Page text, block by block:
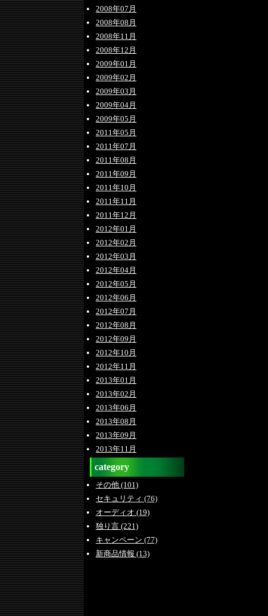
2008年07月
2008年08月
2008年11月
2008年12月
2009年01月
2009年02月
2009年03月
2009年04月
2009年05月
2011年05月
2011年07月
2011年08月
2011年09月
2011年10月
2011年11月
2011年12月
2012年01月
2012年02月
2012年03月
2012年04月
2012年05月
2012年06月
2012年07月
2012年08月
2012年09月
2012年10月
2012年11月
2013年01月
2013年02月
2013年06月
2013年08月
2013年09月
2013年11月
category
その他 (101)
セキュリティ (76)
オーディオ (19)
独り言 (221)
キャンペーン (77)
新商品情報 (13)